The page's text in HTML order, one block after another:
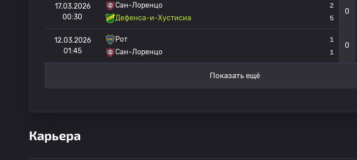
17.03.2026
00:30
Сан-Лоренцо
Дефенса-и-Хустисиа
2
5
0
12.03.2026
01:45
Рот
Сан-Лоренцо
1
1
0
Показать ещё
Карьера